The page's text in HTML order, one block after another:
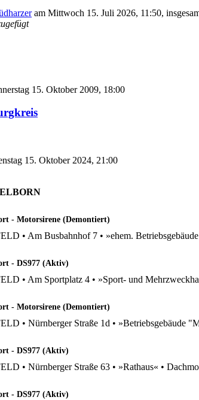
am Mittwoch 15. Juli 2026, 11:50,
15. Oktober 2009, 18:00
15. Oktober 2024, 21:00
- Motorsirene (Demontiert)
• Am Busbahnhof 7 • »ehem.
- DS977 (Aktiv)
• Am Sportplatz 4 • »Sport- und
- Motorsirene (Demontiert)
• Nürnberger Straße 1d • »Betriebsgebäude
- DS977 (Aktiv)
• Nürnberger Straße 63 • »Rathaus« •
- DS977 (Aktiv)